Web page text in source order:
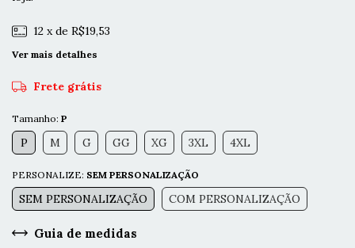
12 x de R$19,53
Ver mais detalhes
Frete grátis
Tamanho: P
P M G GG XG 3XL 4XL
PERSONALIZE: SEM PERSONALIZAÇÃO
SEM PERSONALIZAÇÃO COM PERSONALIZAÇÃO
Guia de medidas